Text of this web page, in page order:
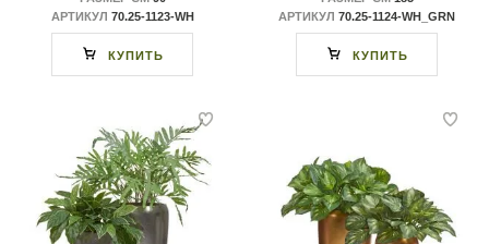
АРТИКУЛ 70.25-1123-WH
КУПИТЬ
АРТИКУЛ 70.25-1124-WH_GRN
КУПИТЬ